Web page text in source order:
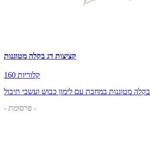
קציצות דג בקלה מטוגנות
160 קלוריות
מטוגנות במחבת עם לימון כבוש ועשבי תיבול
- פרסומת -